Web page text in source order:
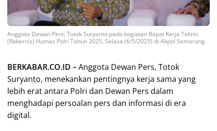
Anggota Dewan Pers, Totok Suryanto pada kegiatan Rapat Kerja Teknis
(Rakernis) Humas Polri Tahun 2025, Selasa (6/5/2025) di Akpol Semarang.
BERKABAR.CO.ID –Anggota Dewan Pers, Totok
Suryanto, menekankan pentingnya kerja sama yang
lebih erat antara Polri dan Dewan Pers dalam
menghadapi persoalan pers dan informasi di era
digital.